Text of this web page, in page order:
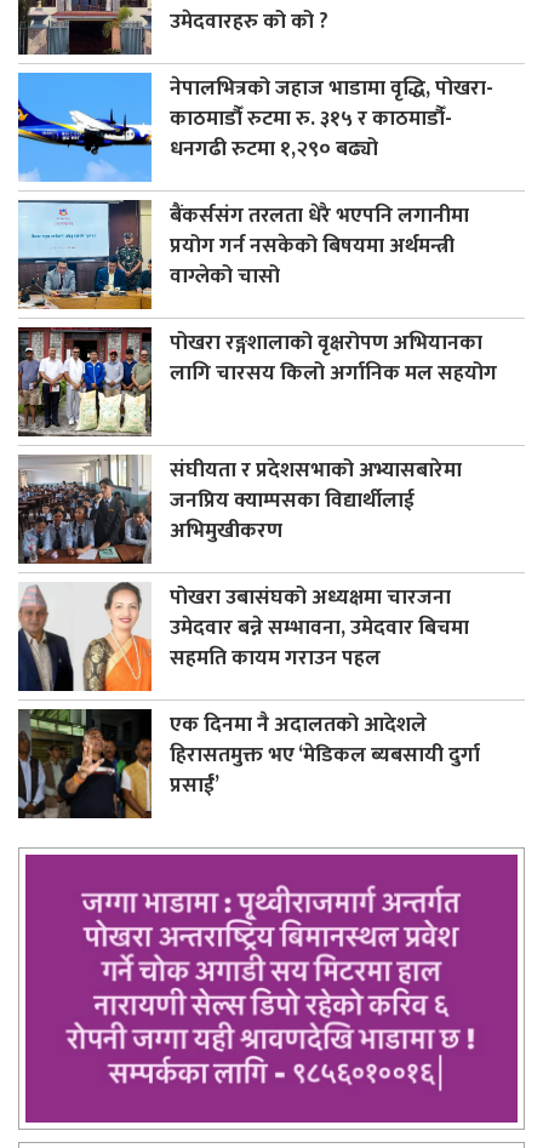
उमेदवारहरु को को ?
नेपालभित्रको जहाज भाडामा वृद्धि, पोखरा-
काठमाडौँ रुटमा रु. ३१५ र काठमाडौँ-
धनगढी रुटमा १,२९० बढ्यो
बैंकर्ससंग तरलता धेरै भएपनि लगानीमा
प्रयोग गर्न नसकेको बिषयमा अर्थमन्त्री
वाग्लेको चासो
पोखरा रङ्गशालाको वृक्षरोपण अभियानका
लागि चारसय किलो अर्गानिक मल सहयोग
संघीयता र प्रदेशसभाको अभ्यासबारेमा
जनप्रिय क्याम्पसका विद्यार्थीलाई
अभिमुखीकरण
पोखरा उबासंघको अध्यक्षमा चारजना
उमेदवार बन्ने सम्भावना, उमेदवार बिचमा
सहमति कायम गराउन पहल
एक दिनमा नै अदालतको आदेशले
हिरासतमुक्त भए ‘मेडिकल ब्यबसायी दुर्गा
प्रसाईं’